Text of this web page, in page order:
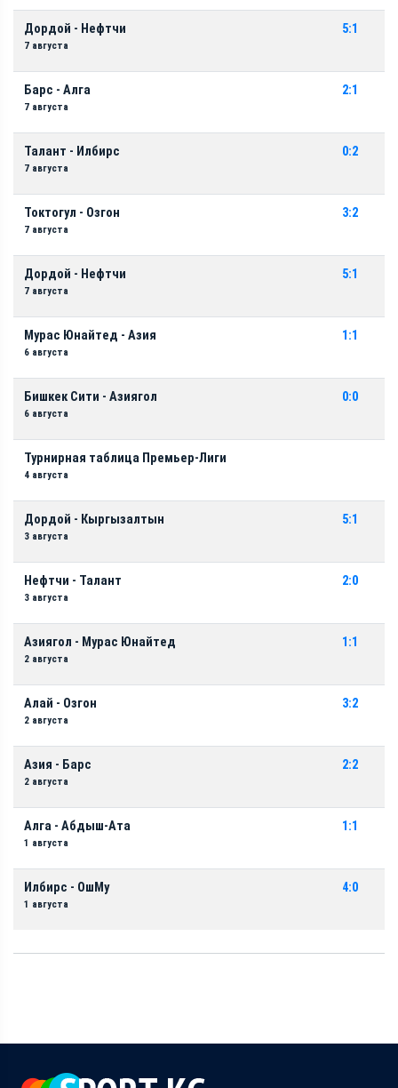
Дордой - Нефтчи
7 августа
5:1
Барс - Алга
7 августа
2:1
Талант - Илбирс
7 августа
0:2
Токтогул - Озгон
7 августа
3:2
Дордой - Нефтчи
7 августа
5:1
Мурас Юнайтед - Азия
6 августа
1:1
Бишкек Сити - Азиягол
6 августа
0:0
Турнирная таблица Премьер-Лиги
4 августа
Дордой - Кыргызалтын
3 августа
5:1
Нефтчи - Талант
3 августа
2:0
Азиягол - Мурас Юнайтед
2 августа
1:1
Алай - Озгон
2 августа
3:2
Азия - Барс
2 августа
2:2
Алга - Абдыш-Ата
1 августа
1:1
Илбирс - ОшМу
1 августа
4:0